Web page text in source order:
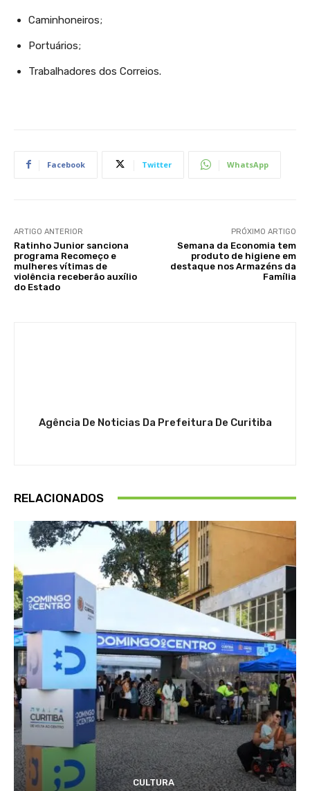
Caminhoneiros;
Portuários;
Trabalhadores dos Correios.
Facebook Twitter WhatsApp
ARTIGO ANTERIOR
Ratinho Junior sanciona
programa Recomeço e
mulheres vítimas de
violência receberão auxílio
do Estado
PRÓXIMO ARTIGO
Semana da Economia tem
produto de higiene em
destaque nos Armazéns da
Família
Agência De Noticias Da Prefeitura De Curitiba
RELACIONADOS
CULTURA